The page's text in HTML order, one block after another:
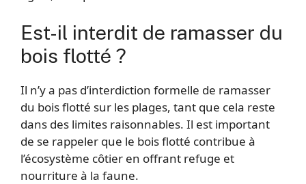
Est-il interdit de ramasser du
bois flotté ?
Il n’y a pas d’interdiction formelle de ramasser
du bois flotté sur les plages, tant que cela reste
dans des limites raisonnables. Il est important
de se rappeler que le bois flotté contribue à
l’écosystème côtier en offrant refuge et
nourriture à la faune.